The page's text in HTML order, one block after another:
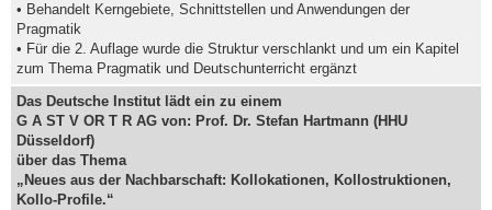
• Behandelt Kerngebiete, Schnittstellen und Anwendungen der
Pragmatik
• Für die 2. Auflage wurde die Struktur verschlankt und um ein Kapitel
zum Thema Pragmatik und Deutschunterricht ergänzt
Das Deutsche Institut lädt ein zu einem
G A ST V OR T R AGvon: Prof. Dr. Stefan Hartmann (HHU
Düsseldorf)
über das Thema
„Neues aus der Nachbarschaft: Kollokationen, Kollostruktionen,
Kollo-Profile.“